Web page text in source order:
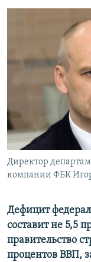
СИБИРЬ.РЕАЛИИ
РАСПИСАНИЕ
ПОДПИШИТЕСЬ
СОЦИАЛЬНЫЕ СЕТИ
Директор
компании ФБК
Дефицит
составит не 5,5
правительство
процентов ВВП,